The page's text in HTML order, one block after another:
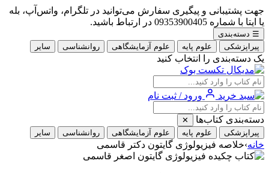
جهت پشتیبانی و پیگیری سفارش می‌توانید در تلگرام، واتس‌آپ، بله
یا ایتا با شماره 09353900405 در ارتباط باشید.
☰ دسته‌بندی
پیراپزشکی
علوم پایه علوم آزمایشگاهی روانشناسی سایر
یک دسته‌بندی را انتخاب کنید
ورود / ثبت نام
دسته‌بندی کتاب‌ها
✕
پیراپزشکی
علوم پایه علوم آزمایشگاهی روانشناسی سایر
خانه›خلاصه فیزیولوژی گایتون دکتر قاسمی